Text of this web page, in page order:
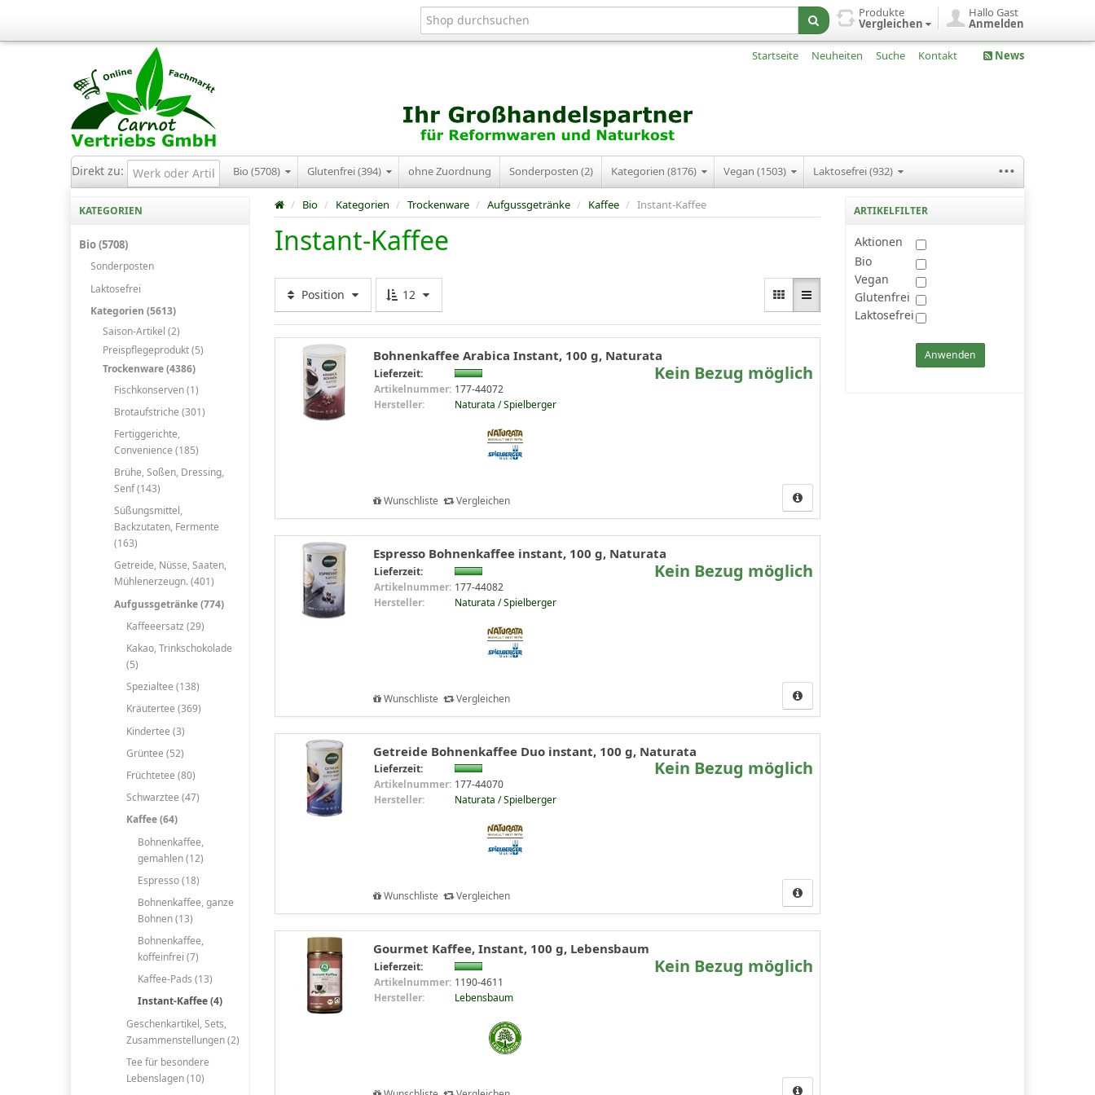
Hallo Gast
Anmelden
Produkte
Vergleichen
Startseite Neuheiten Suche Kontakt News
Direkt zu: Bio (5708) Glutenfrei (394) ohne Zuordnung Sonderposten (2) Kategorien (8176) Vegan (1503) Laktosefrei (932) ...
KATEGORIEN
Bio (5708)
Sonderposten
Laktosefrei
Kategorien (5613)
Saison-Artikel (2)
Preispflegeprodukt (5)
Trockenware (4386)
Fischkonserven (1)
Brotaufstriche (301)
Fertiggerichte,
Convenience (185)
Brühe, Soßen, Dressing,
Senf (143)
Süßungsmittel,
Backzutaten, Fermente
(163)
Getreide, Nüsse, Saaten,
Mühlenerzeugn. (401)
Aufgussgetränke (774)
Kaffeeersatz (29)
Kakao, Trinkschokolade
(5)
Spezialtee (138)
Kräutertee (369)
Kindertee (3)
Grüntee (52)
Früchtetee (80)
Schwarztee (47)
Kaffee (64)
Bohnenkaffee,
gemahlen (12)
Espresso (18)
Bohnenkaffee, ganze
Bohnen (13)
Bohnenkaffee,
koffeinfrei (7)
Kaffee-Pads (13)
Instant-Kaffee (4)
Geschenkartikel, Sets,
Zusammenstellungen (2)
Tee für besondere
Lebenslagen (10)
/ Bio / Kategorien / Trockenware / Aufgussgetränke / Kaffee / Instant-Kaffee
Instant-Kaffee
Position 12
Bohnenkaffee Arabica Instant, 100 g, Naturata
Lieferzeit:
Artikelnummer: 177-44072
Hersteller:
Naturata / Spielberger
Kein Bezug möglich
Wunschliste Vergleichen
Espresso Bohnenkaffee instant, 100 g, Naturata
Lieferzeit:
Artikelnummer: 177-44082
Hersteller:
Naturata / Spielberger
Kein Bezug möglich
Wunschliste Vergleichen
Getreide Bohnenkaffee Duo instant, 100 g, Naturata
Lieferzeit:
Artikelnummer: 177-44070
Hersteller:
Naturata / Spielberger
Kein Bezug möglich
Wunschliste Vergleichen
Gourmet Kaffee, Instant, 100 g, Lebensbaum
Lieferzeit:
Artikelnummer: 1190-4611
Hersteller:
Lebensbaum
Kein Bezug möglich
ARTIKELFILTER
Aktionen
Bio
Vegan
Glutenfrei
Laktosefrei